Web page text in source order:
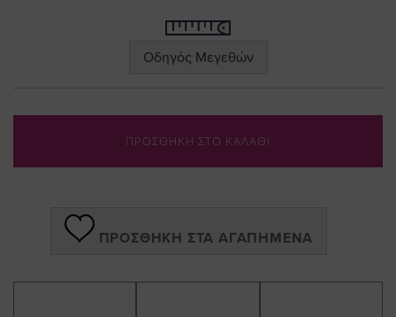
Οδηγός Μεγεθών
ΠΡΟΣΘΗΚΗ ΣΤΟ ΚΑΛΑΘΙ
ΠΡΟΣΘΉΚΗ ΣΤΑ ΑΓΑΠΗΜΈΝΑ